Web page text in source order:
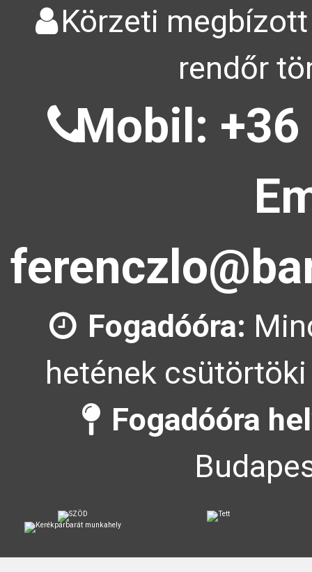
Körzeti megbízott
rendőr
Mobil: +36
Fogadóóra:
hetének
Fogadóóra